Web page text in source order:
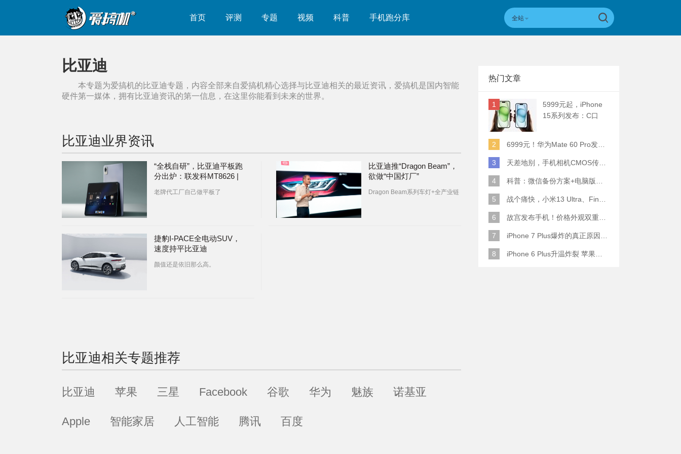
首页 评测 专题 视频 科普 手机跑分库 全站
比亚迪
本专题为爱搞机的 比亚迪专题，内容全部来自爱搞机精心选择与 比亚迪相关的最近资讯，爱搞机是国内智能
硬件第一媒体，拥有比亚迪资讯的第一信息，在这里你能看到未来的世界。
比亚迪业界资讯
“全栈自研”，比亚迪平板跑
分出炉：联发科MT8626 |
定档
老牌代工厂自己做平板了
比亚迪推“Dragon Beam”，
欲做“中国灯厂”
Dragon Beam系列车灯+全产业链
捷豹I-PACE全电动SUV，
速度持平比亚迪
颜值还是依旧那么高。
比亚迪相关专题推荐
比亚迪 苹果 三星 Facebook 谷歌 华为 魅族 诺基亚
Apple 智能家居 人工智能 腾讯 百度
热门文章
1
5999元起，iPhone
15系列发布：C口
2
6999元！华为Mate 60 Pro发布：麒麟9000S+卫星通话 (附初步跑分)
3 天差地别，手机相机CMOS传感器实际面积对比
4 科普：微信备份方案+电脑版丢失数据恢复指南
5 战个痛快，小米13 Ultra、Find X6 Pro、vivo X90 Pro+、小米12SU拍照横评
6 故宫发布手机！价格外观双重逆天！
7 iPhone 7 Plus爆炸的真正原因原来是这样
8 iPhone 6 Plus升温炸裂 苹果赔了一部全新的